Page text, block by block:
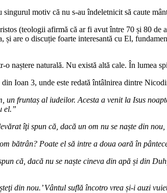
motiv că nu s-au îndeletnicit să caute
(teologii afirmă că ar fi avut între 70 și 80 de
și are o discuție foarte interesantă cu El,
naștere naturală. Nu există altă cale. În lumea
Ioan 3, unde este redată întâlnirea dintre
un fruntaș al iudeilor. Acesta a venit la Isus
el.”
îţi spun că, dacă un om nu se naște din
bătrân? Poate el să intre a doua oară în
că, dacă nu se naște cineva din apă și din
din nou.’ Vântul suflă încotro vrea și-i auzi